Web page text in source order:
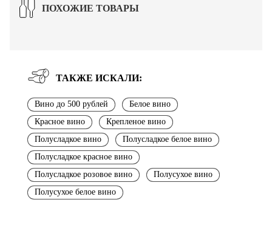
ПОХОЖИЕ ТОВАРЫ
ТАКЖЕ ИСКАЛИ:
Вино до 500 рублей
Белое вино
Красное вино
Крепленое вино
Полусладкое вино
Полусладкое белое вино
Полусладкое красное вино
Полусладкое розовое вино
Полусухое вино
Полусухое белое вино